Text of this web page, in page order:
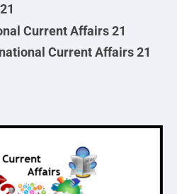
Current Affairs 21
Current Affairs 21